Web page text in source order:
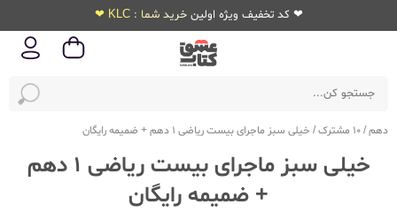
❤ کد تخفیف ویژه اولین خرید شما : KLC ❤
دهم/10 مشترک / خیلی سبز ماجرای بیست ریاضی 1 دهم + ضمیمه رایگان
خیلی سبز ماجرای بیست ریاضی 1 دهم
+ ضمیمه رایگان